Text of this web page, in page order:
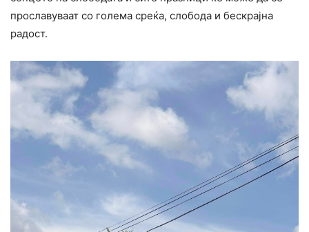
прославуваат со голема среќа, слобода и бескрајна
радост.